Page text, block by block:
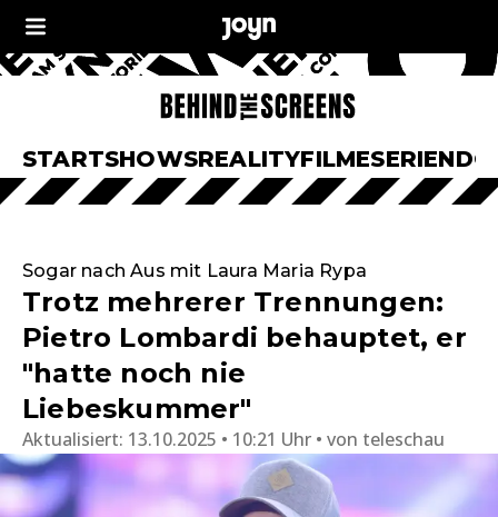
STARTSHOWSREALITYFILMESERIEN
Sogar nach Aus mit Laura Maria Rypa
Trotz mehrerer Trennungen:
Pietro Lombardi behauptet, er
"hatte noch nie
Liebeskummer"
Aktualisiert: 13.10.2025 • 10:21 Uhr von teleschau